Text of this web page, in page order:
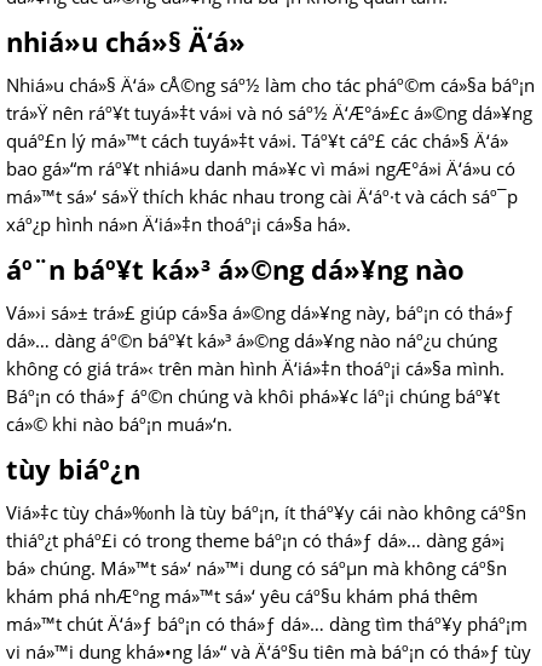
nhiá»u chá»§ Ä‘á»
Nhiá»u chá»§ Ä‘á» cÅ©ng sáº½ làm cho tác pháº©m cá»§a báº¡n
trá»Ÿ nên ráº¥t tuyá»‡t vá»i và nó sáº½ Ä‘Æ°á»£c á»©ng dá»¥ng
quáº£n lý má»™t cách tuyá»‡t vá»i. Táº¥t cáº£ các chá»§ Ä‘á»
bao gá»“m ráº¥t nhiá»u danh má»¥c vì má»i ngÆ°á»i Ä‘á»u có
má»™t sá»‘ sá»Ÿ thích khác nhau trong cài Ä‘áº·t và cách sáº¯p
xáº¿p hình ná»n Ä‘iá»‡n thoáº¡i cá»§a há».
áº¨n báº¥t ká»³ á»©ng dá»¥ng nào
Vá»›i sá»± trá»£ giúp cá»§a á»©ng dá»¥ng này, báº¡n có thá»ƒ
dá»… dàng áº©n báº¥t ká»³ á»©ng dá»¥ng nào náº¿u chúng
không có giá trá»‹ trên màn hình Ä‘iá»‡n thoáº¡i cá»§a mình.
Báº¡n có thá»ƒ áº©n chúng và khôi phá»¥c láº¡i chúng báº¥t
cá»© khi nào báº¡n muá»‘n.
tùy biáº¿n
Viá»‡c tùy chá»‰nh là tùy báº¡n, ít tháº¥y cái nào không cáº§n
thiáº¿t pháº£i có trong theme báº¡n có thá»ƒ dá»… dàng gá»¡
bá» chúng. Má»™t sá»‘ ná»™i dung có sáºµn mà không cáº§n
khám phá nhÆ°ng má»™t sá»‘ yêu cáº§u khám phá thêm
má»™t chút Ä‘á»ƒ báº¡n có thá»ƒ dá»… dàng tìm tháº¥y pháº¡m
vi ná»™i dung khá»•ng lá»“ và Ä‘áº§u tiên mà báº¡n có thá»ƒ tùy